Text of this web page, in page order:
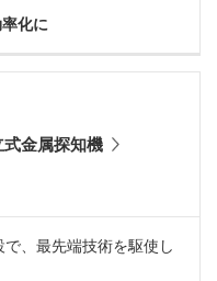
化に
式金属探知機
、最先端技術を駆使し